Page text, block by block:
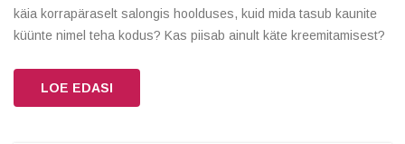
käia korrapäraselt salongis hoolduses, kuid mida tasub kaunite
küünte nimel teha kodus? Kas piisab ainult käte kreemitamisest?
LOE EDASI